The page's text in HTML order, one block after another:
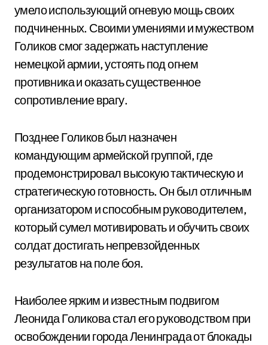
умело использующий огневую мощь своих
подчиненных. Своими умениями и мужеством
Голиков смог задержать наступление
немецкой армии, устоять под огнем
противника и оказать существенное
сопротивление врагу.
Позднее Голиков был назначен
командующим армейской группой, где
продемонстрировал высокую тактическую и
стратегическую готовность. Он был отличным
организатором и способным руководителем,
который сумел мотивировать и обучить своих
солдат достигать непревзойденных
результатов на поле боя.
Наиболее ярким и известным подвигом
Леонида Голикова стал его руководством при
освобождении города Ленинграда от блокады